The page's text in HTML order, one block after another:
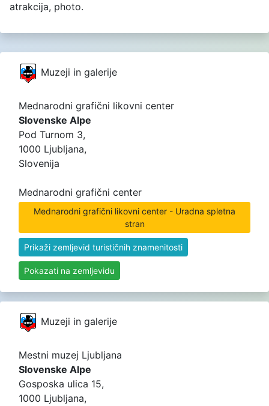
atrakcija, photo.
Muzeji in galerije
Mednarodni grafični likovni center
Slovenske Alpe
Pod Turnom 3,
1000 Ljubljana,
Slovenija
Mednarodni grafični center
Mednarodni grafični likovni center - Uradna spletna
stran
Prikaži zemljevid turističnih znamenitosti
Pokazati na zemljevidu
Muzeji in galerije
Mestni muzej Ljubljana
Slovenske Alpe
Gosposka ulica 15,
1000 Ljubljana,